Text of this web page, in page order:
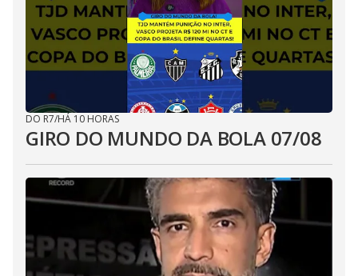
DO R7/HÁ 10 HORAS
GIRO DO MUNDO DA BOLA 07/08